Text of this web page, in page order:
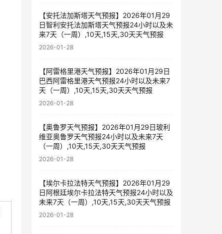
【安托法加斯塔天气预报】2026年01月29
日智利安托法加斯塔天气预报24小时以及未
来7天（一周）,10天,15天,30天天气预报
2026-01-28
【阿雷格里港天气预报】2026年01月29日
巴西阿雷格里港天气预报24小时以及未来7
天（一周）,10天,15天,30天天气预报
2026-01-28
【奥鲁罗天气预报】2026年01月29日玻利
维亚奥鲁罗天气预报24小时以及未来7天
（一周）,10天,15天,30天天气预报
2026-01-28
【埃尔卡拉法特天气预报】2026年01月29
日阿根廷埃尔卡拉法特天气预报24小时以及
未来7天（一周）,10天,15天,30天天气预报
2026-01-28